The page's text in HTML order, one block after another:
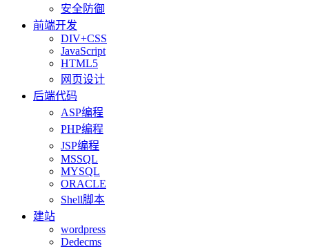
安全防御
前端开发
DIV+CSS
JavaScript
HTML5
网页设计
后端代码
ASP编程
PHP编程
JSP编程
MSSQL
MYSQL
ORACLE
Shell脚本
建站
wordpress
Dedecms